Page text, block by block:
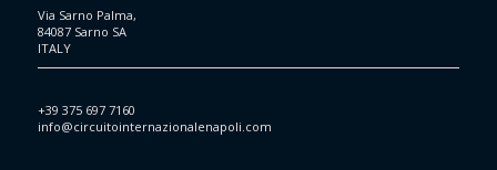
Via Sarno Palma,
84087 Sarno SA
ITALY
+39 375 697 7160
info@circuitointernazionalenapoli.com